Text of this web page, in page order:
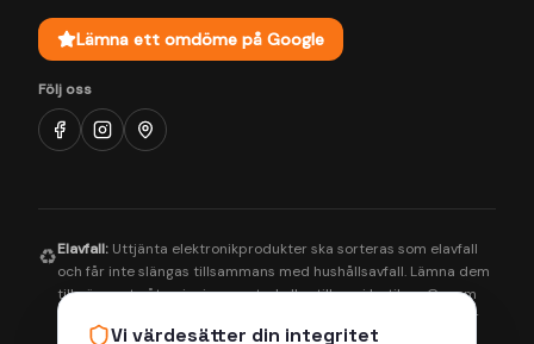
Vi värdesätter din integritet
Lämna ett omdöme på Google
Följ oss
♻️Elavfall: Uttjänta elektronikprodukter ska sorteras som elavfall
och får inte slängas tillsammans med hushållsavfall. Lämna dem
till närmaste återvinningscentral eller till oss i butiken. Genom
korrekt hantering bidrar du till en bättre miljö och säkerställer
att farliga ämnen tas om hand på rätt sätt.